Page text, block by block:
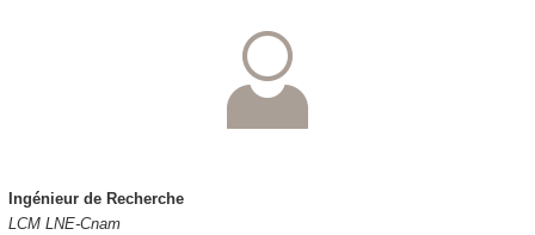
Ingénieur de Recherche
LCM LNE-Cnam